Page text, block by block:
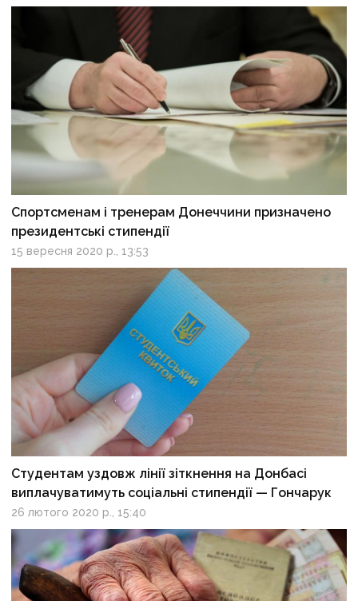
Спортсменам і тренерам Донеччини призначено
президентські стипендії
15 вересня 2020 р., 13:53
Студентам уздовж лінії зіткнення на Донбасі
виплачуватимуть соціальні стипендії — Гончарук
26 лютого 2020 р., 15:40